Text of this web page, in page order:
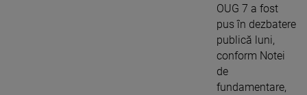
OUG 7 a fost
pus în dezbatere
publică luni,
conform Notei
de
fundamentare,